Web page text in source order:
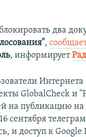
два
,
, информирует
GlobalCheck и
на публикацию
сентября
и доступ к Google